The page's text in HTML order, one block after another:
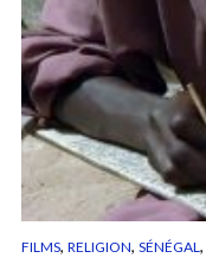
FILMS, RELIGION, SÉNÉGAL,